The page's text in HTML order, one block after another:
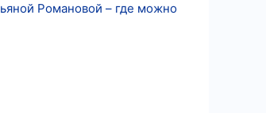
Романовой – где можно